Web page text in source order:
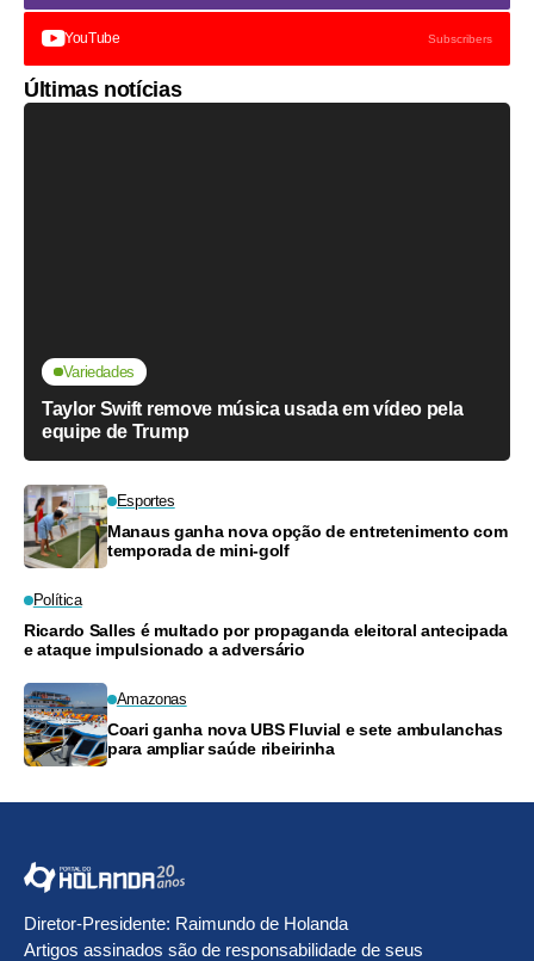
YouTube Subscribers
Últimas notícias
Variedades
Taylor Swift remove música usada em vídeo pela
equipe de Trump
Esportes
Manaus ganha nova opção de entretenimento com
temporada de mini-golf
Política
Ricardo Salles é multado por propaganda eleitoral antecipada
e ataque impulsionado a adversário
Amazonas
Coari ganha nova UBS Fluvial e sete ambulanchas
para ampliar saúde ribeirinha
Diretor-Presidente: Raimundo de Holanda
Artigos assinados são de responsabilidade de seus